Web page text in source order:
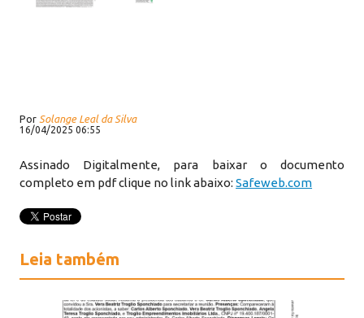
Por Solange Leal da Silva
16/04/2025 06:55
Assinado Digitalmente, para baixar o documento
completo em pdf clique no link abaixo:Safeweb.com
Leia também